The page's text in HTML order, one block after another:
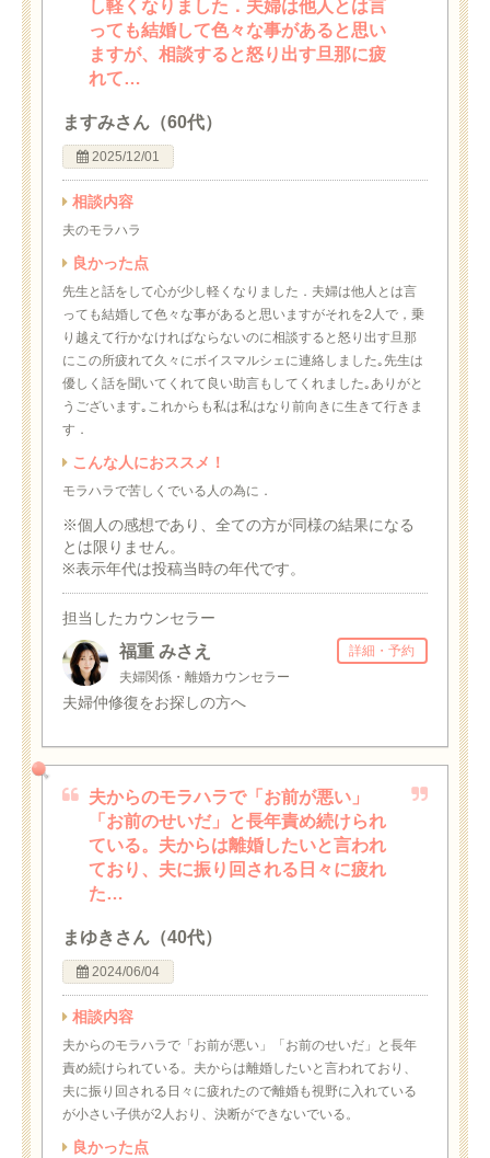
し軽くなりました．夫婦は他人とは言
っても結婚して色々な事があると思い
ますが、相談すると怒り出す旦那に疲
れて…
ますみさん（60代）
2025/12/01
相談内容
夫のモラハラ
良かった点
先生と話をして心が少し軽くなりました．夫婦は他人とは言
っても結婚して色々な事があると思いますがそれを2人で，乗
り越えて行かなければならないのに相談すると怒り出す旦那
にこの所疲れて久々にボイスマルシェに連絡しました｡先生は
優しく話を聞いてくれて良い助言もしてくれました｡ありがと
うございます｡これからも私は私はなり前向きに生きて行きま
す．
こんな人におススメ！
モラハラで苦しくでいる人の為に．
※個人の感想であり、全ての方が同様の結果になる
とは限りません。
※表示年代は投稿当時の年代です。
担当したカウンセラー
福重 みさえ
夫婦関係・離婚カウンセラー
夫婦仲修復をお探しの方へ
詳細・予約
夫からのモラハラで「お前が悪い」
「お前のせいだ」と長年責め続けられ
ている。夫からは離婚したいと言われ
ており、夫に振り回される日々に疲れ
た…
まゆきさん（40代）
2024/06/04
相談内容
夫からのモラハラで「お前が悪い」「お前のせいだ」と長年
責め続けられている。夫からは離婚したいと言われており、
夫に振り回される日々に疲れたので離婚も視野に入れている
が小さい子供が2人おり、決断ができないでいる。
良かった点